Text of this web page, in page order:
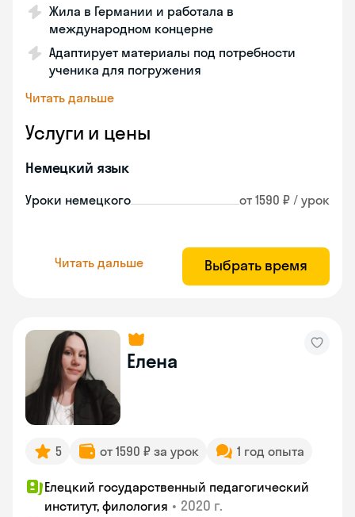
Жила в Германии и работала в
международном концерне
Адаптирует материалы под потребности
ученика для погружения
Читать дальше
Услуги и цены
Немецкий язык
Уроки немецкого от 1590 ₽ / урок
Читать дальше Выбрать время
Елена
5 от 1590 ₽ за урок 1 год опыта
Елецкий государственный педагогический
институт, филология • 2020 г.